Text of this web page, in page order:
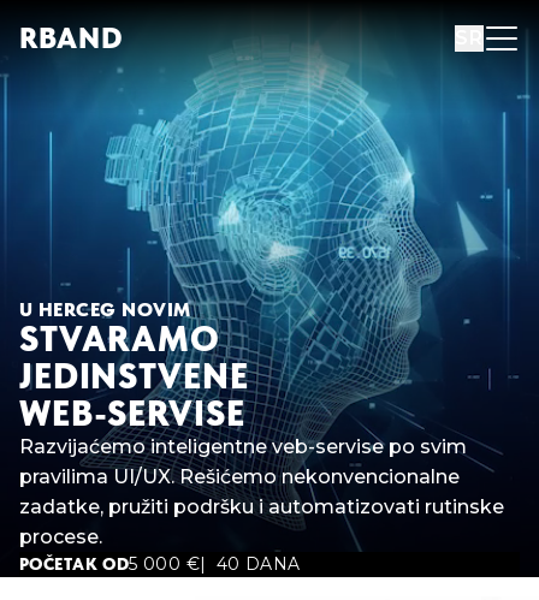
RBAND
STVARAMO
JEDINSTVENE
WEB-SERVISE
U HERCEG NOVIM
Razvijaćemo inteligentne veb-servise po svim
pravilima UI/UX. Rešićemo nekonvencionalne
zadatke, pružiti podršku i automatizovati rutinske
procese.
POČETAK OD5 000 € 40 DANA